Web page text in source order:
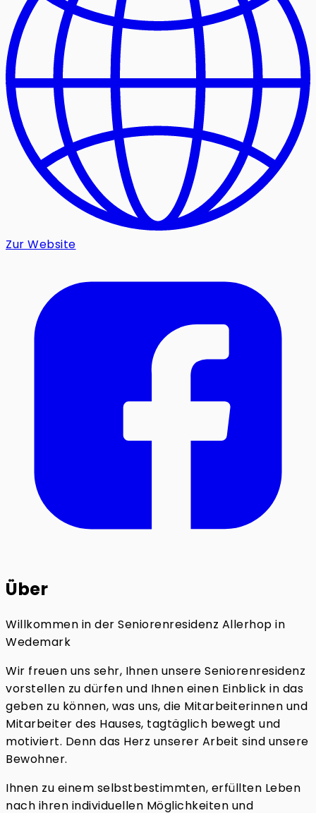
Zur Website
Über
Willkommen in der Seniorenresidenz Allerhop in
Wedemark
Wir freuen uns sehr, Ihnen unsere Seniorenresidenz
vorstellen zu dürfen und Ihnen einen Einblick in das
geben zu können, was uns, die Mitarbeiterinnen und
Mitarbeiter des Hauses, tagtäglich bewegt und
motiviert. Denn das Herz unserer Arbeit sind unsere
Bewohner.
Ihnen zu einem selbstbestimmten, erfüllten Leben
nach ihren individuellen Möglichkeiten und